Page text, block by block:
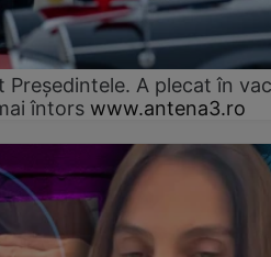
Președintele. A plecat în
întors www.antena3.ro